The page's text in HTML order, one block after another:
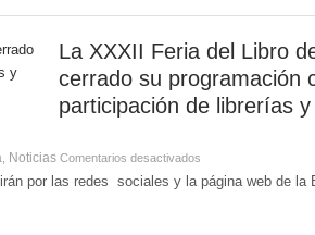
La XXXII Feria del Libro
cerrado su programación
participación de librerías
Noticias Comentarios desactivados
por las redes sociales y la página web de la